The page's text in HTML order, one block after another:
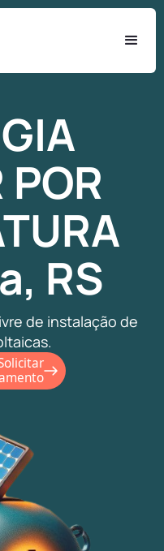
POR
RS
de instalação de